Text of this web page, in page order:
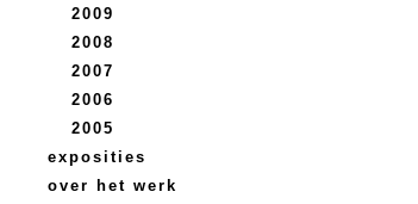
2009
2008
2007
2006
2005
exposities
over het werk